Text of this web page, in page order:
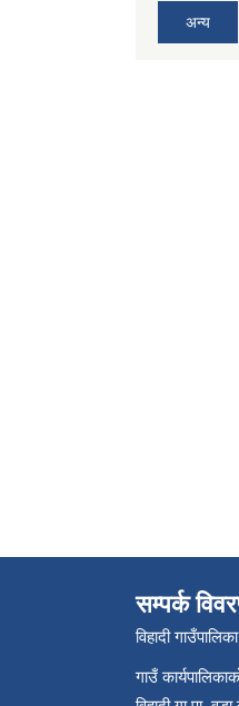
अन्य
सम्पर्क
विहादी गाउँपालिका
गाउँ